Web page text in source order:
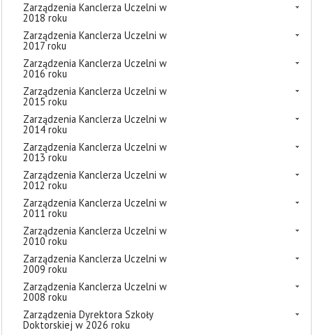
Zarządzenia Kanclerza Uczelni w
2018 roku
Zarządzenia Kanclerza Uczelni w
2017 roku
Zarządzenia Kanclerza Uczelni w
2016 roku
Zarządzenia Kanclerza Uczelni w
2015 roku
Zarządzenia Kanclerza Uczelni w
2014 roku
Zarządzenia Kanclerza Uczelni w
2013 roku
Zarządzenia Kanclerza Uczelni w
2012 roku
Zarządzenia Kanclerza Uczelni w
2011 roku
Zarządzenia Kanclerza Uczelni w
2010 roku
Zarządzenia Kanclerza Uczelni w
2009 roku
Zarządzenia Kanclerza Uczelni w
2008 roku
Zarządzenia Dyrektora Szkoły
Doktorskiej w 2026 roku